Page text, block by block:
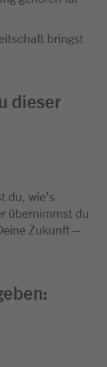
bringst
dieser
du, wie’s
übernimmst du
Zukunft –